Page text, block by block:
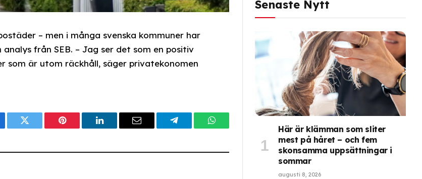
– men i många svenska kommuner har
från SEB. – Jag ser det som en positiv
som är utom räckhåll, säger privatekonomen
Twitter PinterestLinkedInEmail TelegramWhatsApp
Senaste Nytt
Här är klämman som sliter
mest på håret – och fem
skonsamma uppsättningar i
sommar
augusti 8, 2026